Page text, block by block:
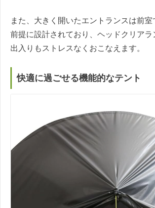
また、大きく開いたエントランスは前
前提に設計されており、ヘッドクリアラ
出入りもストレスなくおこなえます。
快適に過ごせる機能的なテント